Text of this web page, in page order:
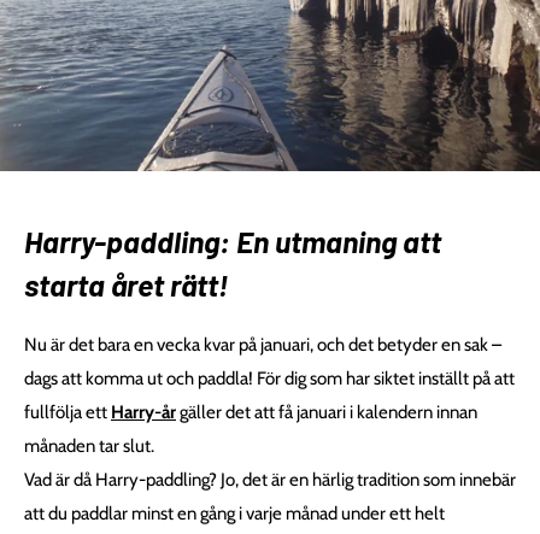
Harry-paddling: En utmaning att
starta året rätt!
Nu är det bara en vecka kvar på januari, och det betyder en sak –
dags att komma ut och paddla! För dig som har siktet inställt på att
fullfölja ett Harry-årgäller det att få januari i kalendern innan
månaden tar slut.
Vad är då Harry-paddling? Jo, det är en härlig tradition som innebär
att du paddlar minst en gång i varje månad under ett helt